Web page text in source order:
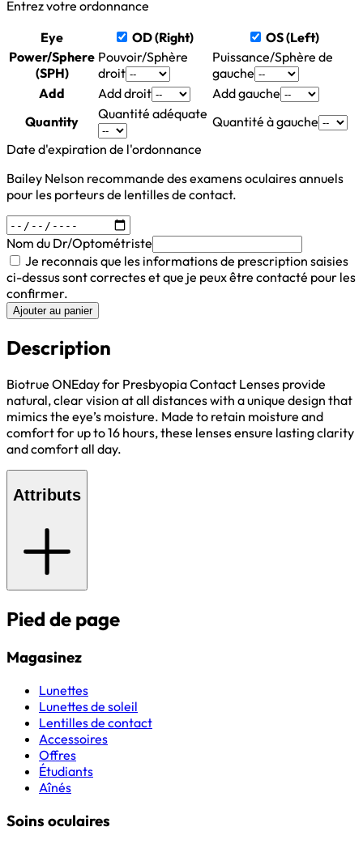
Entrez votre ordonnance
Eye
OD (Right)
OS (Left)
Power/Sphere
(SPH)
Pouvoir/Sphère
droit
Puissance/Sphère de
gauche
Add
Add droit
Add gauche
Quantity
Quantité adéquate Quantité à gauche
Date d'expiration de l'ordonnance
Bailey Nelson recommande des examens oculaires annuels
pour les porteurs de lentilles de contact.
Nom du Dr/Optométriste
Je reconnais que les informations de prescription saisies
ci-dessus sont correctes et que je peux être contacté pour les
confirmer.
Ajouter au panier
Description
Biotrue ONEday for Presbyopia Contact Lenses provide
natural, clear vision at all distances with a unique design that
mimics the eye’s moisture. Made to retain moisture and
comfort for up to 16 hours, these lenses ensure lasting clarity
and comfort all day.
Attributs
Pied de page
Magasinez
Lunettes
Lunettes de soleil
Lentilles de contact
Accessoires
Offres
Étudiants
Aînés
Soins oculaires